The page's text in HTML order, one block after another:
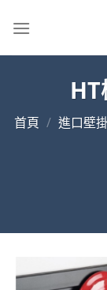
首頁 / 進口壁